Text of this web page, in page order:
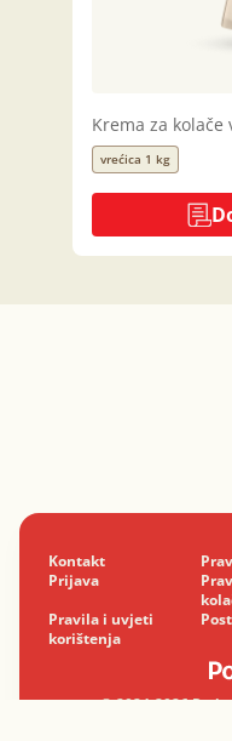
Krema za kolače
vrećica 1 kg
Kontakt
Prijava
Pravila i uvjeti
korištenja
© 2024-2026